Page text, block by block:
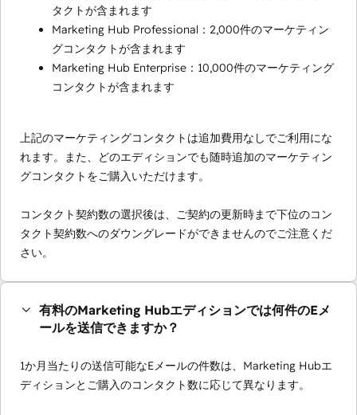
タクトが含まれます
Marketing Hub Professional：2,000件のマーケティン
グコンタクトが含まれます
Marketing Hub Enterprise：10,000件のマーケティング
コンタクトが含まれます
上記のマーケティングコンタクトは追加費用なしでご利用にな
れます。また、どのエディションでも随時追加のマーケティン
グコンタクトをご購入いただけます。
コンタクト契約数の選択後は、ご契約の更新時まで下位のコン
タクト契約数へのダウングレードができませんのでご注意くだ
さい。
有料のMarketing Hubエディションでは何件のEメ
ールを送信できますか？
1か月当たりの送信可能なEメールの件数は、Marketing Hubエ
ディションとご購入のコンタクト数に応じて異なります。